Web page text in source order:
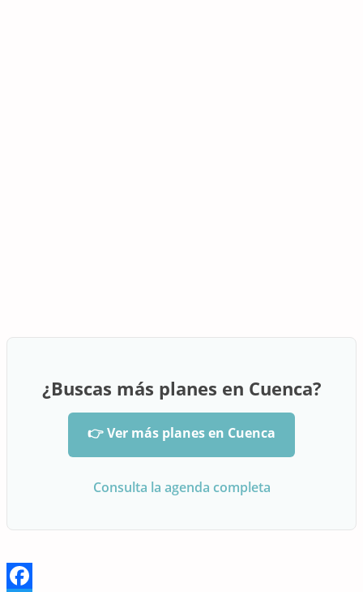
¿Buscas más planes en Cuenca?
👉 Ver más planes en Cuenca
Consulta la agenda completa